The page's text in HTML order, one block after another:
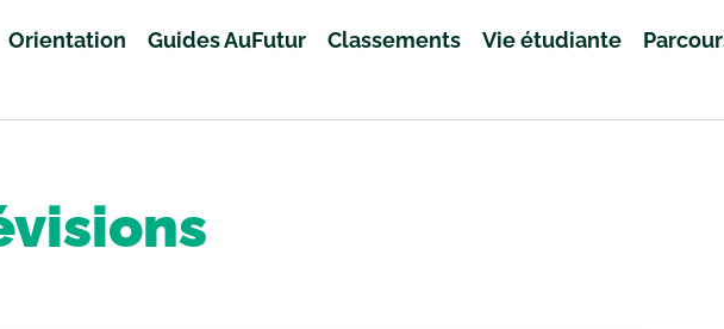
Orientation Guides AuFutur Classements Vie étudiante